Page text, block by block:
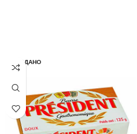
ПРОДАНО